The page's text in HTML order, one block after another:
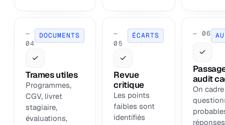
—
04
DOCUMENTS
✓
Trames utiles
Programmes,
CGV, livret
stagiaire,
évaluations,
—
05
ÉCARTS
✓
Revue
critique
Les points
faibles sont
identifiés
— 06
✓
audit
On